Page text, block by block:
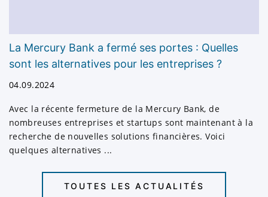
lesquelles nous travaillons:
Anguilla.
Bahamas.
Belize.
Îles Vierges britanniques.
Îles Caïmans.
Delaware, États-Unis.
Panama.
La Mercury Bank a fermé ses portes : Quelles
sont les alternatives pour les entreprises ?
04.09.2024
Avec la récente fermeture de la Mercury Bank, de
nombreuses entreprises et startups sont maintenant à la
recherche de nouvelles solutions financières. Voici
quelques alternatives ...
TOUTES LES ACTUALITÉS